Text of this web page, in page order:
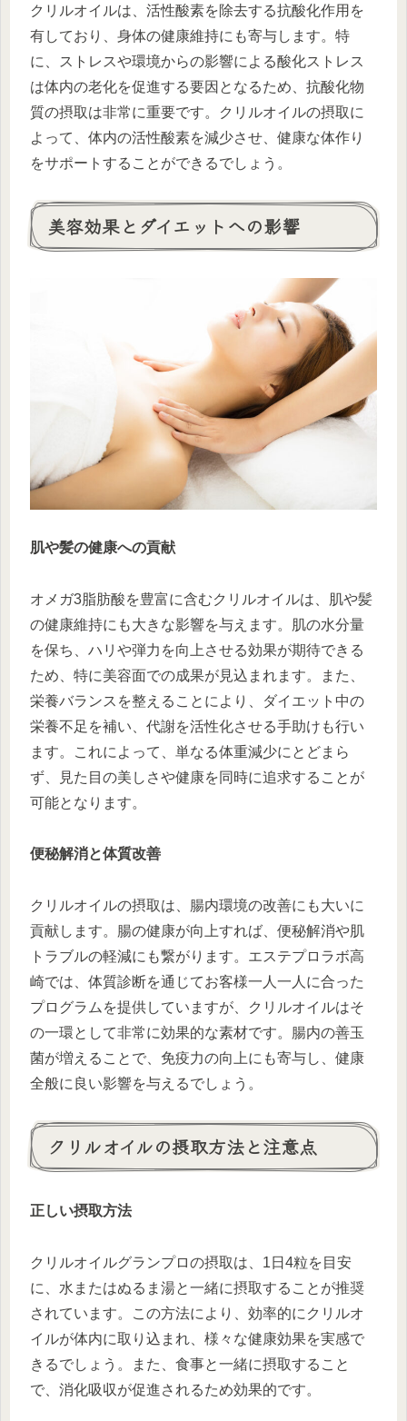
クリルオイルは、活性酸素を除去する抗酸化作用を
有しており、身体の健康維持にも寄与します。特
に、ストレスや環境からの影響による酸化ストレス
は体内の老化を促進する要因となるため、抗酸化物
質の摂取は非常に重要です。クリルオイルの摂取に
よって、体内の活性酸素を減少させ、健康な体作り
をサポートすることができるでしょう。
美容効果とダイエットへの影響
肌や髪の健康への貢献
オメガ3脂肪酸を豊富に含むクリルオイルは、肌や髪
の健康維持にも大きな影響を与えます。肌の水分量
を保ち、ハリや弾力を向上させる効果が期待できる
ため、特に美容面での成果が見込まれます。また、
栄養バランスを整えることにより、ダイエット中の
栄養不足を補い、代謝を活性化させる手助けも行い
ます。これによって、単なる体重減少にとどまら
ず、見た目の美しさや健康を同時に追求することが
可能となります。
便秘解消と体質改善
クリルオイルの摂取は、腸内環境の改善にも大いに
貢献します。腸の健康が向上すれば、便秘解消や肌
トラブルの軽減にも繋がります。エステプロラボ高
崎では、体質診断を通じてお客様一人一人に合った
プログラムを提供していますが、クリルオイルはそ
の一環として非常に効果的な素材です。腸内の善玉
菌が増えることで、免疫力の向上にも寄与し、健康
全般に良い影響を与えるでしょう。
クリルオイルの摂取方法と注意点
正しい摂取方法
クリルオイルグランプロの摂取は、1日4粒を目安
に、水またはぬるま湯と一緒に摂取することが推奨
されています。この方法により、効率的にクリルオ
イルが体内に取り込まれ、様々な健康効果を実感で
きるでしょう。また、食事と一緒に摂取すること
で、消化吸収が促進されるため効果的です。